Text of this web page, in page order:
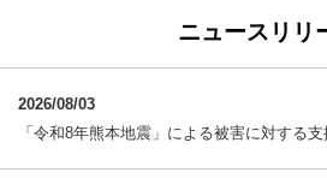
ニュースリリ
2026/08/03
「令和8年熊本地震」による被害に対する